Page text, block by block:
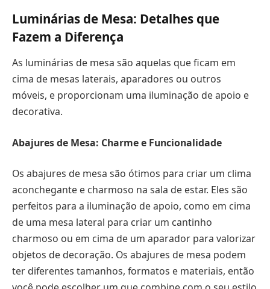
Luminárias de Mesa: Detalhes que
Fazem a Diferença
As luminárias de mesa são aquelas que ficam em
cima de mesas laterais, aparadores ou outros
móveis, e proporcionam uma iluminação de apoio e
decorativa.
Abajures de Mesa: Charme e Funcionalidade
Os abajures de mesa são ótimos para criar um clima
aconchegante e charmoso na sala de estar. Eles são
perfeitos para a iluminação de apoio, como em cima
de uma mesa lateral para criar um cantinho
charmoso ou em cima de um aparador para valorizar
objetos de decoração. Os abajures de mesa podem
ter diferentes tamanhos, formatos e materiais, então